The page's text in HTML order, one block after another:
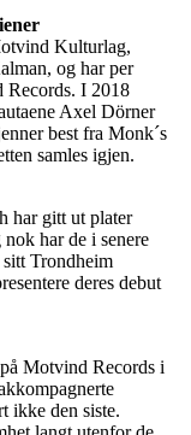
Kulturlag,
og har per
Records. I 2018
Axel Dörner
best fra Monk´s
samles igjen.
har gitt ut plater
har de i senere
Trondheim
deres debut
Motvind Records i
ikke den siste.